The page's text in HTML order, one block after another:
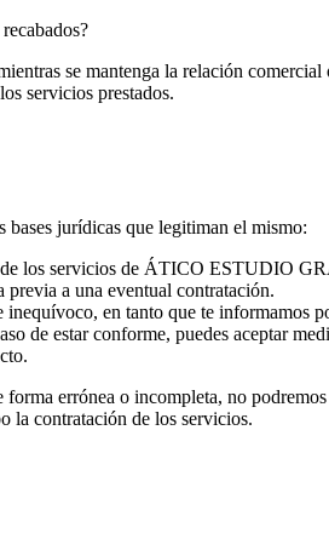
se mantenga la relación
servicios prestados.
bases jurídicas que legitiman el mismo:
los servicios de ÁTICO ESTUDIO
a una eventual contratación.
en tanto que te informamos
de estar conforme, puedes aceptar
forma errónea o incompleta, no
la contratación de los servicios.